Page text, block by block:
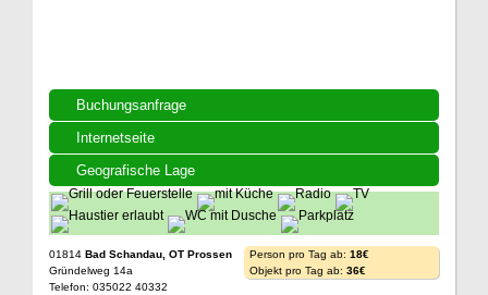
Buchungsanfrage
Internetseite
Geografische Lage
01814 Bad Schandau, OT Prossen
Gründelweg 14a
Telefon: 035022 40332
Person pro Tag ab: 18€
Objekt pro Tag ab: 36€